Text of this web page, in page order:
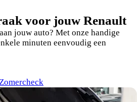
voor jouw Renault
jouw auto? Met onze handige
minuten eenvoudig een